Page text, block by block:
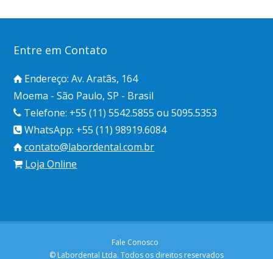
Entre em Contato
Endereço: Av. Aratãs, 164
Moema - São Paulo, SP - Brasil
Telefone: +55 (11) 5542.5855 ou 5095.5353
WhatsApp: +55 (11) 98919.6084
contato@labordental.com.br
Loja Online
Fale Conosco
© Labordental Ltda. Todos os direitos reservados